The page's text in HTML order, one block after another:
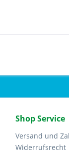
Shop Service
Versand und
Widerrufsrecht